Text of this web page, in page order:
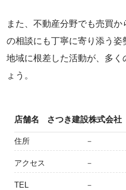
また、不動産分野でも売買
の相談にも丁寧に寄り添う姿
地域に根差した活動が、多
ょう。
店舗名 さつき建設株式会社
住所 －
アクセス －
TEL －